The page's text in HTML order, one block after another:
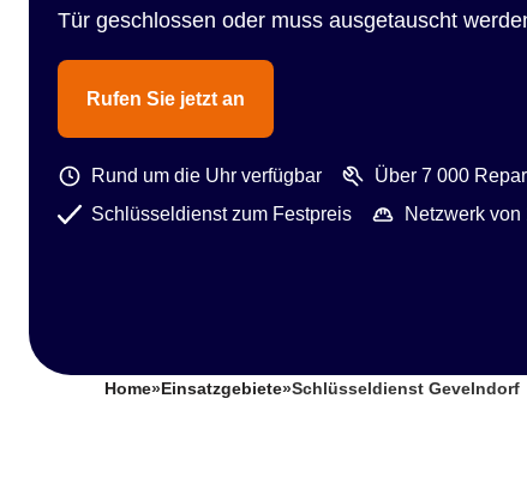
Tür geschlossen oder muss ausgetauscht
Rufen Sie jetzt an
Rund um die Uhr verfügbar
Über 7 000
Schlüsseldienst zum Festpreis
Netzwerk
Home» Einsatzgebiete»Schlüsseldienst Gevelndorf